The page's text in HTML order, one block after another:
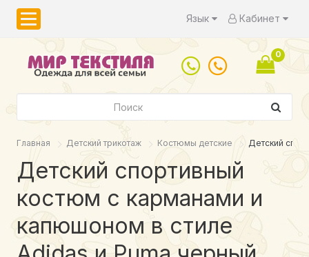
Язык Кабинет
0
Главная Детский трикотаж Костюмы детские Детский
Детский спортивный
костюм с карманами и
капюшоном в стиле